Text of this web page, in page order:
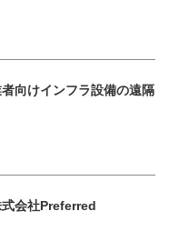
向けインフラ設備の遠隔
式会社Preferred